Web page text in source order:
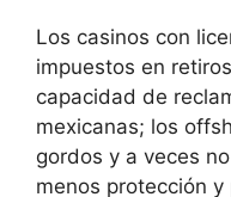
Los casinos con
impuestos en
capacidad de
mexicanas; los
gordos y a veces
menos protección